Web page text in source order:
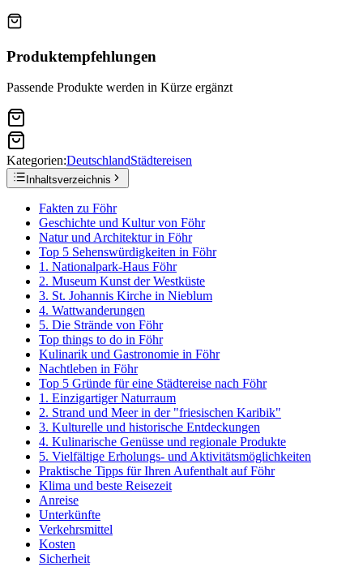
Produktempfehlungen
Passende Produkte werden in Kürze ergänzt
Kategorien:DeutschlandStädtereisen
Inhaltsverzeichnis
Fakten zu Föhr
Geschichte und Kultur von Föhr
Natur und Architektur in Föhr
Top 5 Sehenswürdigkeiten in Föhr
1. Nationalpark-Haus Föhr
2. Museum Kunst der Westküste
3. St. Johannis Kirche in Nieblum
4. Wattwanderungen
5. Die Strände von Föhr
Top things to do in Föhr
Kulinarik und Gastronomie in Föhr
Nachtleben in Föhr
Top 5 Gründe für eine Städtereise nach Föhr
1. Einzigartiger Naturraum
2. Strand und Meer in der "friesischen Karibik"
3. Kulturelle und historische Entdeckungen
4. Kulinarische Genüsse und regionale Produkte
5. Vielfältige Erholungs- und Aktivitätsmöglichkeiten
Praktische Tipps für Ihren Aufenthalt auf Föhr
Klima und beste Reisezeit
Anreise
Unterkünfte
Verkehrsmittel
Kosten
Sicherheit